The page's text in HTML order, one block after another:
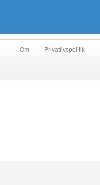
Om Privatlivspolitik